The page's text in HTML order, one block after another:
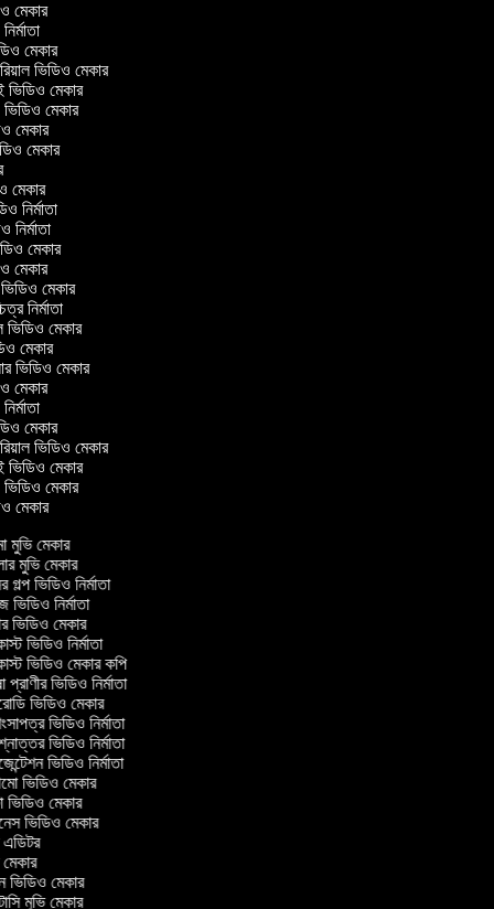
মেকার
মেকার
ভিডিও মেকার
ভিডিও মেকার
ভিডিও মেকার
মেকার
মেকার
মেকার
নির্মাতা
নির্মাতা
মেকার
মেকার
ভিডিও মেকার
নির্মাতা
ভিডিও মেকার
মেকার
ভিডিও মেকার
মেকার
মেকার
ভিডিও মেকার
ভিডিও মেকার
ভিডিও মেকার
মেকার
মুভি মেকার
মুভি মেকার
গল্প ভিডিও নির্মাতা
নির্মাতা
ভিডিও মেকার
ভিডিও নির্মাতা
ভিডিও মেকার কপি
ভিডিও নির্মাতা
ভিডিও মেকার
ভিডিও নির্মাতা
ভিডিও নির্মাতা
ভিডিও নির্মাতা
ভিডিও মেকার
মেকার
ভিডিও মেকার
ভিডিও মেকার
মুভি মেকার